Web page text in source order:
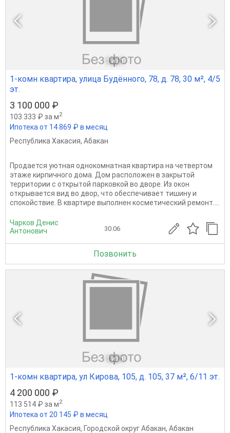
1 из 1
1-комн квартира, улица Будённого, 78, д. 78, 30 м², 4/5
эт.
3 100 000 ₽
103 333 ₽ за м2
Ипотека от 14 869 ₽ в месяц
Республика Хакасия, Абакан
Продается уютная однокомнатная квартира на четвертом
этаже кирпичного дома. Дом расположен в закрытой
территории с открытой парковкой во дворе. Из окон
открывается вид во двор, что обеспечивает тишину и
спокойствие. В квартире выполнен косметический ремонт....
Чарков Денис
Антонович
30.06
Позвонить
1 из 1
1-комн квартира, ул Кирова, 105, д. 105, 37 м², 6/11 эт.
4 200 000 ₽
113 514 ₽ за м2
Ипотека от 20 145 ₽ в месяц
Республика Хакасия, Городской округ Абакан, Абакан